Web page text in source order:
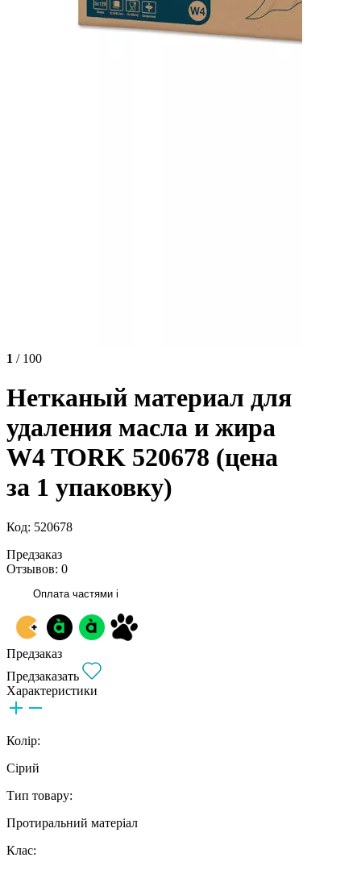
1 / 100
Нетканый материал для
удаления масла и жира
W4 TORK 520678 (цена
за 1 упаковку)
Код: 520678
Предзаказ
Отзывов: 0
Оплата частями i
Предзаказ
Предзаказать
Характеристики
Колір:
Сірий
Тип товару:
Протиральний матеріал
Клас: